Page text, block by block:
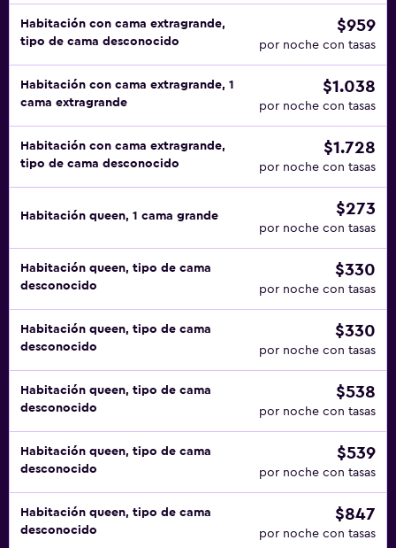
Habitación con cama extragrande,
tipo de cama desconocido
$959
por noche con tasas
Habitación con cama extragrande, 1
cama extragrande
$1.038
por noche con tasas
Habitación con cama extragrande,
tipo de cama desconocido
$1.728
por noche con tasas
Habitación queen, 1 cama grande $273
por noche con tasas
Habitación queen, tipo de cama
desconocido
$330
por noche con tasas
Habitación queen, tipo de cama
desconocido
$330
por noche con tasas
Habitación queen, tipo de cama
desconocido
$538
por noche con tasas
Habitación queen, tipo de cama
desconocido
$539
por noche con tasas
Habitación queen, tipo de cama
desconocido
$847
por noche con tasas